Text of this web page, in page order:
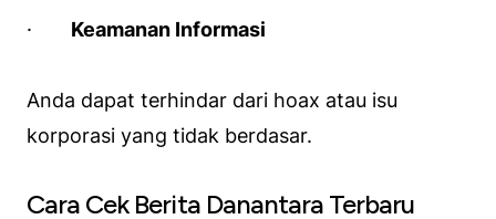
· Keamanan Informasi
Anda dapat terhindar dari hoax atau isu
korporasi yang tidak berdasar.
Cara Cek Berita Danantara Terbaru